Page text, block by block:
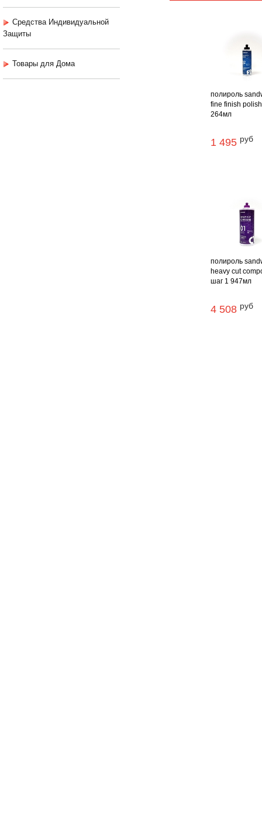
Средства Индивидуальной
Защиты
Товары для Дома
полироль
fine finish
264мл
1 495 руб
полироль
heavy cut
шаг 1 947мл
4 508 руб